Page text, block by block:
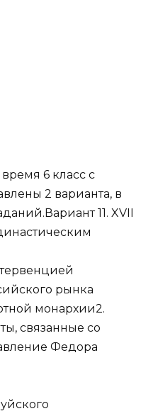
6 класс с
2 варианта, в
11. XVII
рынка
монархии2.
связанные со
Федора